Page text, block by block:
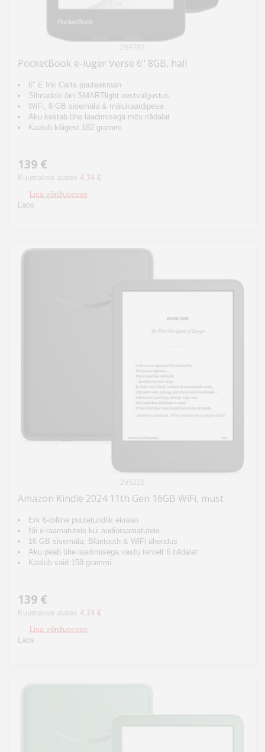
269793
PocketBook e-luger Verse 6" 8GB, hall
6" E Ink Carta puuteekraan
Silmadele õrn SMARTlight eestvalgustus
WiFi, 8 GB sisemälu & mälukaardipesa
Aku kestab ühe laadimisega mitu nädalat
Kaalub kõigest 182 grammi
139 €
Kuumakse alates 4,74 €
Lisa võrdlusesse
Laos
295228
Amazon Kindle 2024 11th Gen 16GB WiFi, must
Erk 6-tolline puutetundlik ekraan
Nii e-raamatutele kui audioraamatutele
16 GB sisemälu, Bluetooth & WiFi ühendus
Aku peab ühe laadimisega vastu tervelt 6 nädalat
Kaalub vaid 158 grammi
139 €
Kuumakse alates 4,74 €
Lisa võrdlusesse
Laos